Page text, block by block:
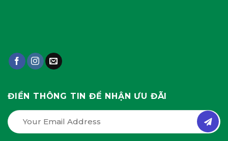
ĐIỀN THÔNG TIN ĐỂ NHẬN ƯU ĐÃI